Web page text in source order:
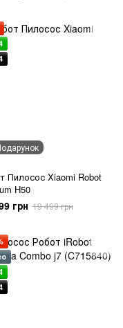
Пилосос Xiaomi Robot
H50
грн 19 499 грн